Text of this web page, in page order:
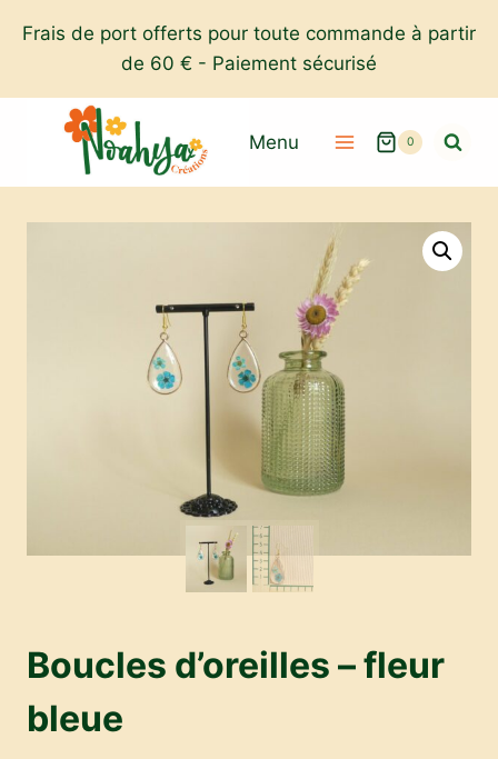
Frais de port offerts pour toute commande à partir
de 60 € - Paiement sécurisé
Menu 0
Boucles d’oreilles – fleur
bleue